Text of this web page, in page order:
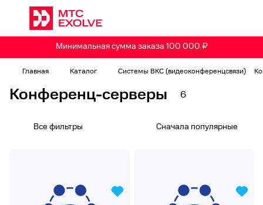
Минимальная сумма заказа 100 000 ₽
Главная Каталог Системы ВКС (видеоконференцсвязи)
Конференц-серверы 6
Все фильтры Сначала популярные